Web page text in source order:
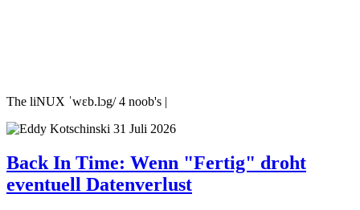
The liNUX ˈwɛb.lɔg/ 4 noob's |
31 Juli 2026
Back In Time: Wenn "Fertig" droht
eventuell Datenverlust